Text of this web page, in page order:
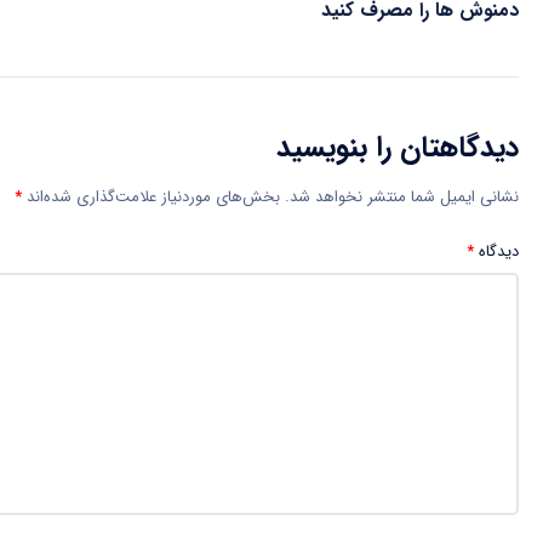
دمنوش ها را مصرف کنید
دیدگاهتان را بنویسید
نشانی ایمیل شما منتشر نخواهد شد. بخش‌های موردنیاز علامت‌گذاری شده‌اند *
دیدگاه*